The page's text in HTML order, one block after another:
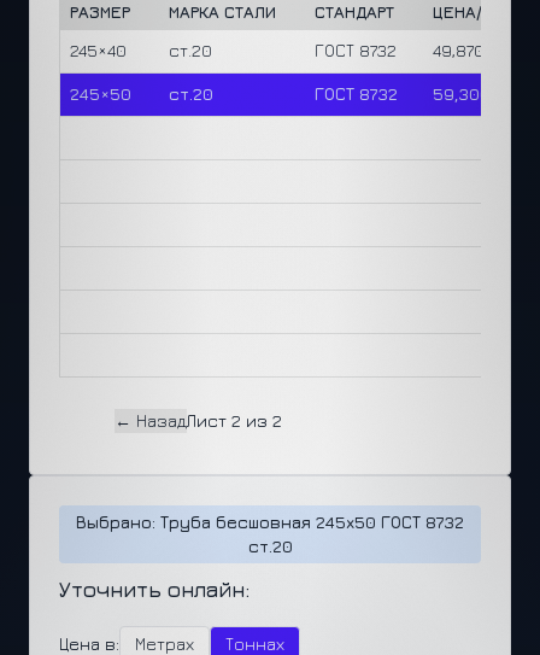
РАЗМЕР МАРКА СТАЛИ СТАНДАРТ ЦЕНА/М
245×40
ст.20 ГОСТ 8732 49,870 ₽
245×50 ст.20 ГОСТ 8732 59,300 ₽
← НазадЛист 2 из 2
Выбрано: Труба бесшовная 245x50 ГОСТ 8732
ст.20
Уточнить онлайн:
Цена в: Метрах Тоннах